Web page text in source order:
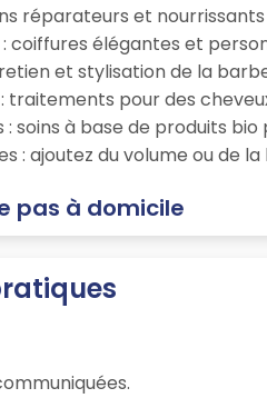
réparateurs et
coiffures élégantes et
et stylisation de la
traitements pour des
soins à base de produits
: ajoutez du volume ou de
pas à domicile